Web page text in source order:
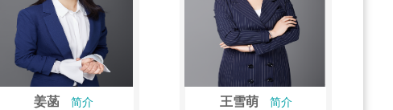
姜菡 简介 王雪萌 简介